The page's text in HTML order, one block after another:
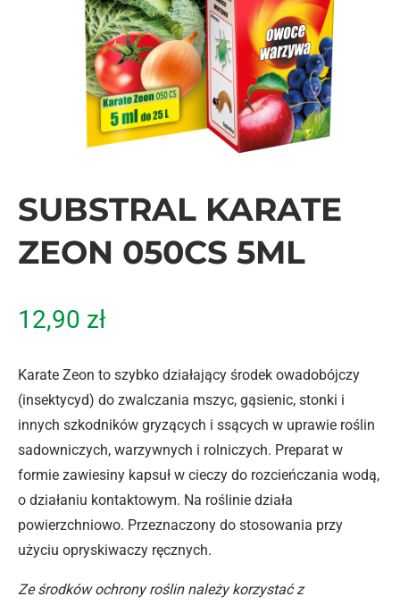
SUBSTRAL KARATE
ZEON 050CS 5ML
12,90 zł
Karate Zeon to szybko działający środek owadobójczy
(insektycyd) do zwalczania mszyc, gąsienic, stonki i
innych szkodników gryzących i ssących w uprawie roślin
sadowniczych, warzywnych i rolniczych. Preparat w
formie zawiesiny kapsuł w cieczy do rozcieńczania wodą,
o działaniu kontaktowym. Na roślinie działa
powierzchniowo. Przeznaczony do stosowania przy
użyciu opryskiwaczy ręcznych.
Ze środków ochrony roślin należy korzystać z